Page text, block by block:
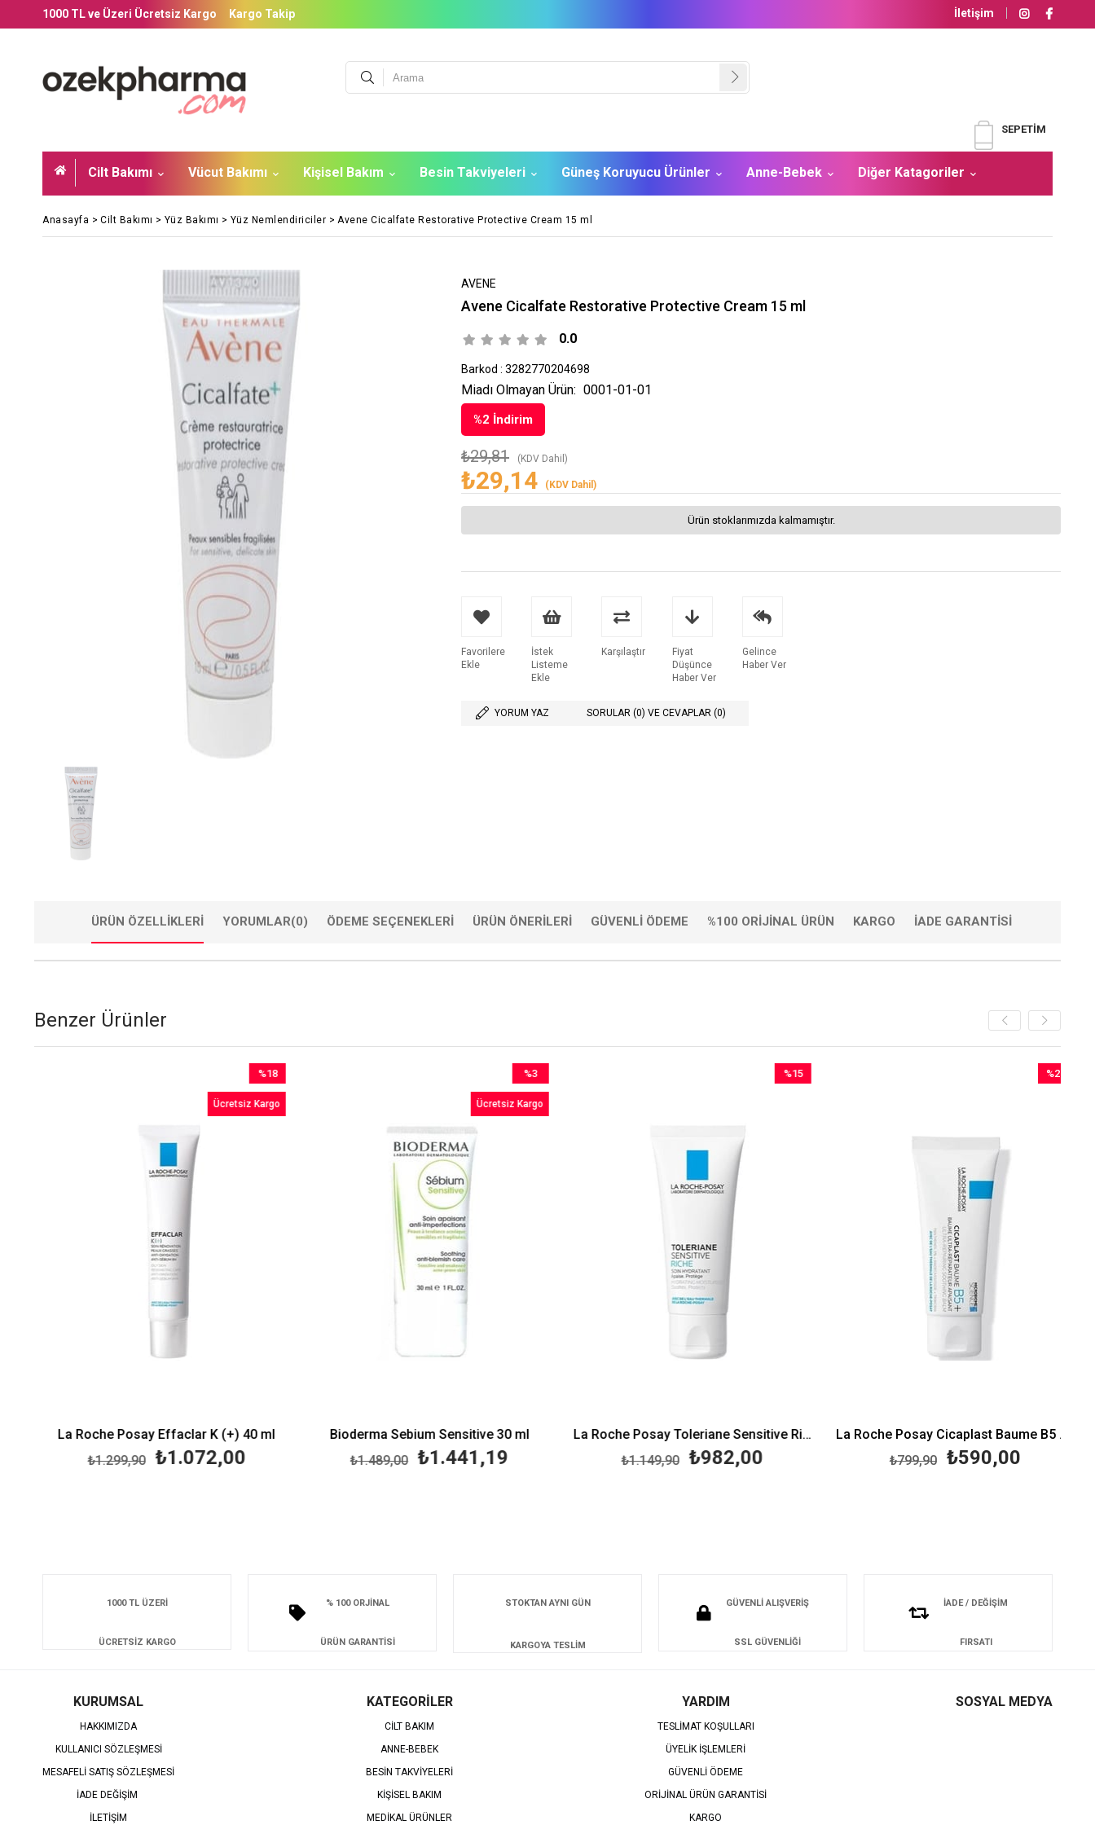
1000 TL ve Üzeri Ücretsiz Kargo Kargo Takip İletişim
SEPETIM
Cilt Bakımı Vücut Bakımı Kişisel Bakım Besin Takviyeleri Güneş Koruyucu Ürünler Anne-Bebek Diğer Katagoriler
Anasayfa > Cilt Bakımı > Yüz Bakımı > Yüz Nemlendiriciler > Avene Cicalfate Restorative Protective Cream 15 ml
AVENE
Avene Cicalfate Restorative Protective Cream 15 ml
0.0
Barkod : 3282770204698
%2 İndirim
₺29,81 (KDV Dahil)
₺29,14 (KDV Dahil)
Miadı Olmayan Ürün: 0001-01-01
Ürün stoklarımızda kalmamıştır.
Favorilere
Ekle
İstek
Listeme
Ekle
Karşılaştır
Fiyat
Düşünce
Haber Ver
Gelince
Haber Ver
YORUM YAZ SORULAR (0) VE CEVAPLAR (0)
ÜRÜN ÖZELLIKLERI YORUMLAR(0) ÖDEME SEÇENEKLERI ÜRÜN ÖNERILERI GÜVENLI ÖDEME %100 ORIJINAL ÜRÜN KARGO İADE GARANTISI
Benzer Ürünler
La Roche Posay Effaclar K (+) 40 ml
₺1.072,00
₺1.299,90
%18
İndirim
%18İndirim
Ücretsiz Kargo
Bioderma Sebium Sensitive 30 ml
₺1.441,19
₺1.489,00
%3
İndirim
%3İndirim
Ücretsiz Kargo
La Roche Posay Toleriane Sensitive Riche 40 ml
₺982,00
₺1.149,90
%15
La Roche Posay Cicaplast Baume B5 40 ml
₺590,00
₺799,90
%26
1000 TL ÜZERİ
ÜCRETSİZ KARGO
% 100 ORJİNAL
ÜRÜN GARANTİSİ
STOKTAN AYNI GÜN
KARGOYA TESLİM
GÜVENLİ ALIŞVERİŞ
SSL GÜVENLİĞİ
İADE / DEĞİŞİM
FIRSATI
KURUMSAL
HAKKIMIZDA
KULLANICI SÖZLEŞMESİ
MESAFELİ SATIŞ SÖZLEŞMESİ
İADE DEĞİŞİM
İLETİŞİM
KATEGORİLER
CİLT BAKIM
ANNE-BEBEK
BESİN TAKVİYELERİ
KİŞİSEL BAKIM
MEDİKAL ÜRÜNLER
YARDIM
TESLİMAT KOŞULLARI
ÜYELİK İŞLEMLERİ
GÜVENLİ ÖDEME
ORİJİNAL ÜRÜN GARANTİSİ
KARGO
SOSYAL MEDYA